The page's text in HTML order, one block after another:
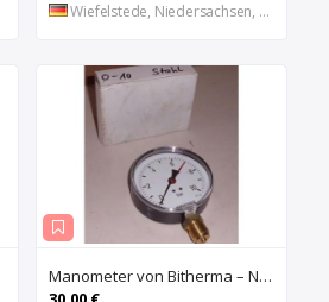
Wiefelstede, Niedersachsen, DE
Manometer von Bitherma – NG 100